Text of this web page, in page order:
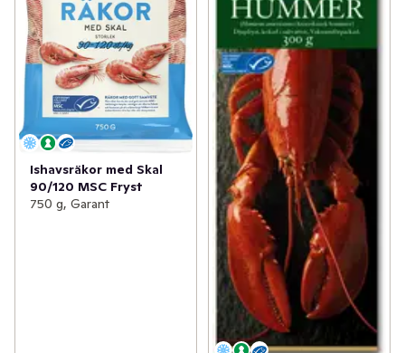
Ishavsräkor med Skal
90/120 MSC Fryst
750 g, Garant